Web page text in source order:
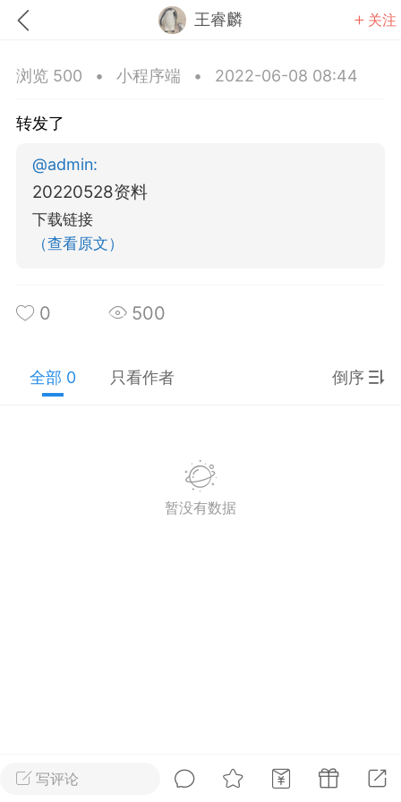
王睿麟 关注
题库
赚金币和题库券
加入上海学习交流群，资料免费领
烟舞
（附解析）
60篇外刊阅读搞定上海高
考必备核心词（附解析）
写评论
浏览 500 • 小程序端 • 2022-06-08 08:44
转发了
@admin:
20220528资料
下载链接
（查看原文）
0 500
全部 0 只看作者 倒序
暂没有数据